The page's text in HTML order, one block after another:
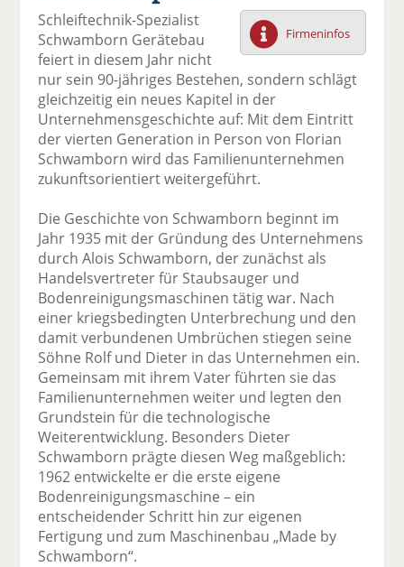
F
ac
e
b
o
o
k
te
n
tt
er
n
Li
n
k
e
n
te
il
E
m
ai
l
er
se
n
n
ck
e
n
Firmeninfos
Schleiftechnik-Spezialist
Schwamborn Gerätebau
feiert in diesem Jahr nicht
nur sein 90-jähriges Bestehen, sondern schlägt
gleichzeitig ein neues Kapitel in der
Unternehmensgeschichte auf: Mit dem Eintritt
der vierten Generation in Person von Florian
Schwamborn wird das Familienunternehmen
zukunftsorientiert weitergeführt.
Die Geschichte von Schwamborn beginnt im
Jahr 1935 mit der Gründung des Unternehmens
durch Alois Schwamborn, der zunächst als
Handelsvertreter für Staubsauger und
Bodenreinigungsmaschinen tätig war. Nach
einer kriegsbedingten Unterbrechung und den
damit verbundenen Umbrüchen stiegen seine
Söhne Rolf und Dieter in das Unternehmen ein.
Gemeinsam mit ihrem Vater führten sie das
Familienunternehmen weiter und legten den
Grundstein für die technologische
Weiterentwicklung. Besonders Dieter
Schwamborn prägte diesen Weg maßgeblich:
1962 entwickelte er die erste eigene
Bodenreinigungsmaschine – ein
entscheidender Schritt hin zur eigenen
Fertigung und zum Maschinenbau „Made by
Schwamborn“.